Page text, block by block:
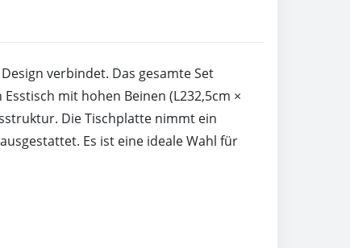
verbindet. Das gesamte Set
mit hohen Beinen (L232,5cm ×
Die Tischplatte nimmt ein
Es ist eine ideale Wahl für